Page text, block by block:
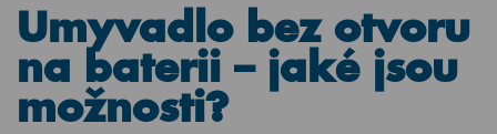
Umyvadlo bez otvoru
na baterii – jaké jsou
možnosti?